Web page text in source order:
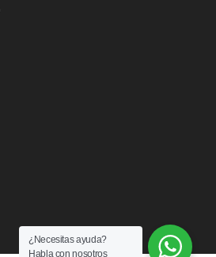
¿Necesitas ayuda?
Habla con nosotros